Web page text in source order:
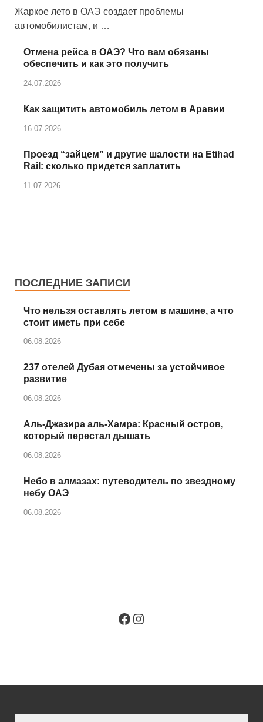
Жаркое лето в ОАЭ создает проблемы
автомобилистам, и …
Отмена рейса в ОАЭ? Что вам обязаны
обеспечить и как это получить
24.07.2026
Как защитить автомобиль летом в Аравии
16.07.2026
Проезд “зайцем” и другие шалости на Etihad
Rail: сколько придется заплатить
11.07.2026
ПОСЛЕДНИЕ ЗАПИСИ
Что нельзя оставлять летом в машине, а что
стоит иметь при себе
06.08.2026
237 отелей Дубая отмечены за устойчивое
развитие
06.08.2026
Аль‑Джазира аль‑Хамра: Красный остров,
который перестал дышать
06.08.2026
Небо в алмазах: путеводитель по звездному
небу ОАЭ
06.08.2026